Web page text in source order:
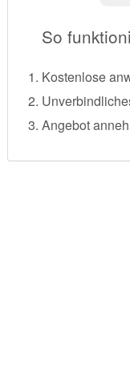
So
Kostenlose
Angebot